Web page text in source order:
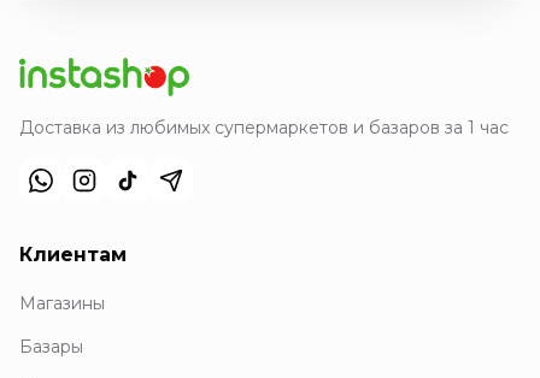
Доставка из любимых супермаркетов и базаров за 1 час
Клиентам
Магазины
Базары